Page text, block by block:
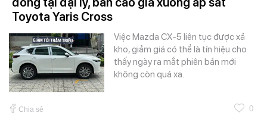
Toyota Yaris Cross
Việc Mazda CX-5 liên tục được xả
kho, giảm giá có thể là tín hiệu cho
thấy ngày ra mắt phiên bản mới
không còn quá xa.
Chia sẻ 0